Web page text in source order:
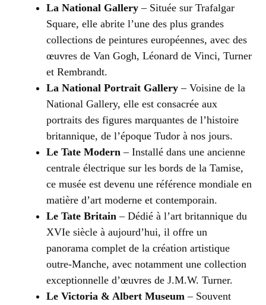
La National Gallery – Située sur Trafalgar
Square, elle abrite l’une des plus grandes
collections de peintures européennes, avec des
œuvres de Van Gogh, Léonard de Vinci, Turner
et Rembrandt.
La National Portrait Gallery – Voisine de la
National Gallery, elle est consacrée aux
portraits des figures marquantes de l’histoire
britannique, de l’époque Tudor à nos jours.
Le Tate Modern – Installé dans une ancienne
centrale électrique sur les bords de la Tamise,
ce musée est devenu une référence mondiale en
matière d’art moderne et contemporain.
Le Tate Britain – Dédié à l’art britannique du
XVIe siècle à aujourd’hui, il offre un
panorama complet de la création artistique
outre-Manche, avec notamment une collection
exceptionnelle d’œuvres de J.M.W. Turner.
Le Victoria & Albert Museum – Souvent